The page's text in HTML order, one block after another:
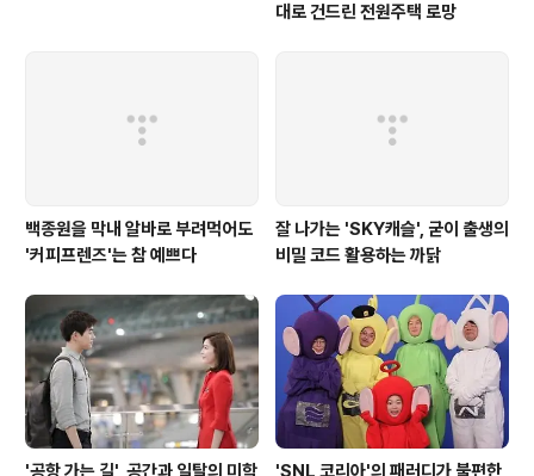
대로 건드린 전원주택 로망
백종원을 막내 알바로 부려먹어도
'커피프렌즈'는 참 예쁘다
잘 나가는 'SKY캐슬', 굳이 출생의
비밀 코드 활용하는 까닭
'공항 가는 길', 공간과 일탈의 미학 'SNL 코리아'의 패러디가 불편한